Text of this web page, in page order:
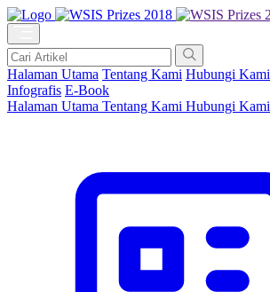
Halaman Utama Tentang Kami Hubungi Kami
Infografis E-Book
Halaman Utama Tentang Kami Hubungi Kami